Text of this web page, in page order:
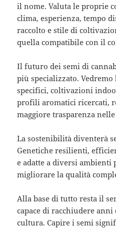
il nome. Valuta le proprie
clima, esperienza, tempo
raccolto e stile di
quella compatibile con il
Il futuro dei semi di
più specializzato.
specifici, coltivazioni
profili aromatici ricercati,
maggiore trasparenza
La sostenibilità diventerà
Genetiche resilienti,
e adatte a diversi
migliorare la qualità
Alla base di tutto resta il
capace di racchiudere
cultura. Capire i semi